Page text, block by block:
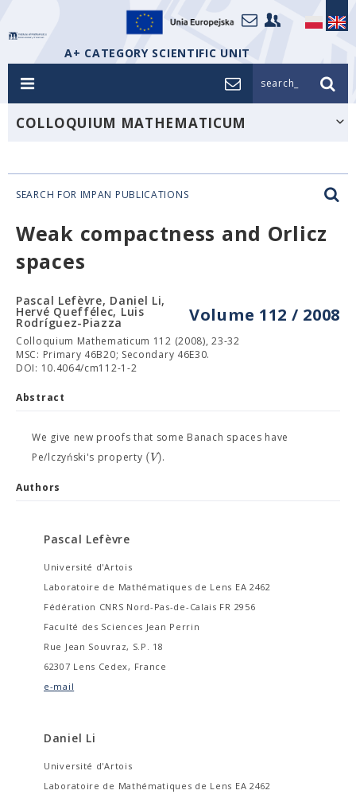
A+ CATEGORY SCIENTIFIC UNIT
search_
COLLOQUIUM MATHEMATICUM
SEARCH FOR IMPAN PUBLICATIONS
Weak compactness and Orlicz
spaces
Volume 112 / 2008
Pascal Lefèvre, Daniel Li,
Hervé Queffélec, Luis
Rodríguez-Piazza
Colloquium Mathematicum 112 (2008), 23-32
MSC: Primary 46B20; Secondary 46E30.
DOI: 10.4064/cm112-1-2
Abstract
We give new proofs that some Banach spaces have
Pe/lczyński's property (V).
Authors
Pascal Lefèvre
Université d'Artois
Laboratoire de Mathématiques de Lens EA 2462
Fédération CNRS Nord-Pas-de-Calais FR 2956
Faculté des Sciences Jean Perrin
Rue Jean Souvraz, S.P. 18
62307 Lens Cedex, France
e-mail
Daniel Li
Université d'Artois
Laboratoire de Mathématiques de Lens EA 2462